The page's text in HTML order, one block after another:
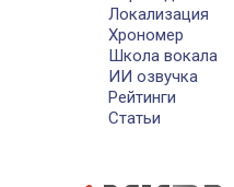
Локализация
Хрономер
Школа вокала
ИИ озвучка
Рейтинги
Статьи